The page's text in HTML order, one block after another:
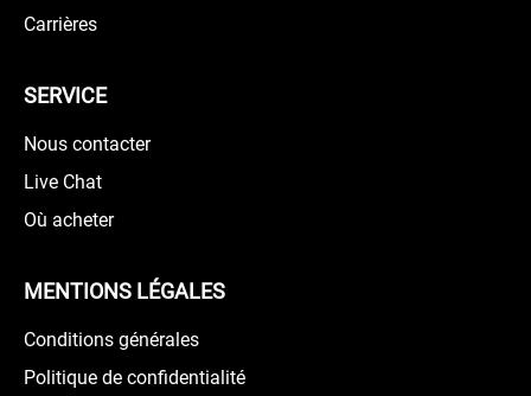
Carrières
SERVICE
Nous contacter
Live Chat
Où acheter
MENTIONS LÉGALES
Conditions générales
Politique de confidentialité